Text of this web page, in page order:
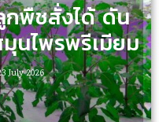
พืชสั่งได้ ดัน
นไพรพรีเมียม
July 2026